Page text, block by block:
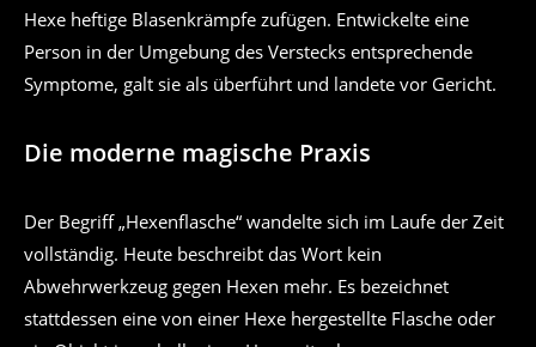
Hexe heftige Blasenkrämpfe zufügen. Entwickelte eine
Person in der Umgebung des Verstecks entsprechende
Symptome, galt sie als überführt und landete vor Gericht.
Die moderne magische Praxis
Der Begriff „Hexenflasche“ wandelte sich im Laufe der Zeit
vollständig. Heute beschreibt das Wort kein
Abwehrwerkzeug gegen Hexen mehr. Es bezeichnet
stattdessen eine von einer Hexe hergestellte Flasche oder